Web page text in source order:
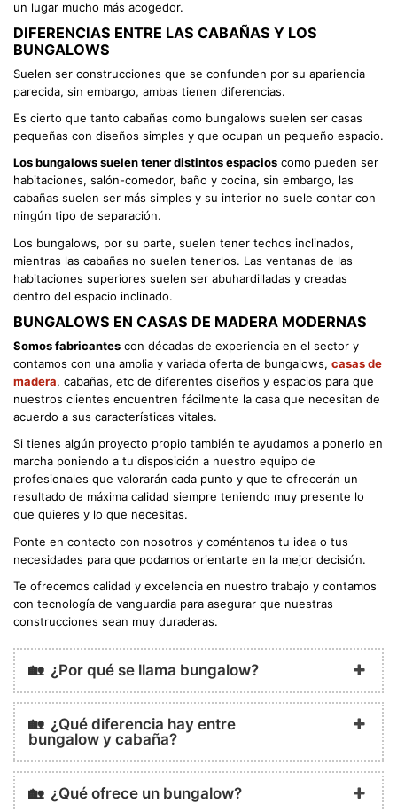
un lugar mucho más acogedor.
DIFERENCIAS ENTRE LAS CABAÑAS Y LOS
BUNGALOWS
Suelen ser construcciones que se confunden por su apariencia
parecida, sin embargo, ambas tienen diferencias.
Es cierto que tanto cabañas como bungalows suelen ser casas
pequeñas con diseños simples y que ocupan un pequeño espacio.
Los bungalows suelen tener distintos espacios como pueden ser
habitaciones, salón-comedor, baño y cocina, sin embargo, las
cabañas suelen ser más simples y su interior no suele contar con
ningún tipo de separación.
Los bungalows, por su parte, suelen tener techos inclinados,
mientras las cabañas no suelen tenerlos. Las ventanas de las
habitaciones superiores suelen ser abuhardilladas y creadas
dentro del espacio inclinado.
BUNGALOWS EN CASAS DE MADERA MODERNAS
Somos fabricantes con décadas de experiencia en el sector y
contamos con una amplia y variada oferta de bungalows, casas de
madera, cabañas, etc de diferentes diseños y espacios para que
nuestros clientes encuentren fácilmente la casa que necesitan de
acuerdo a sus características vitales.
Si tienes algún proyecto propio también te ayudamos a ponerlo en
marcha poniendo a tu disposición a nuestro equipo de
profesionales que valorarán cada punto y que te ofrecerán un
resultado de máxima calidad siempre teniendo muy presente lo
que quieres y lo que necesitas.
Ponte en contacto con nosotros y coméntanos tu idea o tus
necesidades para que podamos orientarte en la mejor decisión.
Te ofrecemos calidad y excelencia en nuestro trabajo y contamos
con tecnología de vanguardia para asegurar que nuestras
construcciones sean muy duraderas.
🏡 ¿Por qué se llama bungalow?
🏡 ¿Qué diferencia hay entre
bungalow y cabaña?
🏡 ¿Qué ofrece un bungalow?